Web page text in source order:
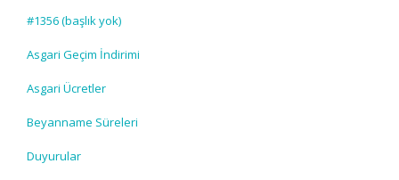
#1356 (başlık yok)
Asgari Geçim İndirimi
Asgari Ücretler
Beyanname Süreleri
Duyurular